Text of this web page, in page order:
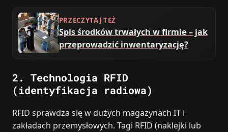
PRZECZYTAJ TEŻ
Spis środków trwałych w firmie – jak
przeprowadzić inwentaryzację?
2. Technologia RFID
(identyfikacja radiowa)
RFID sprawdza się w dużych magazynach IT i
zakładach przemysłowych. Tagi RFID (naklejki lub